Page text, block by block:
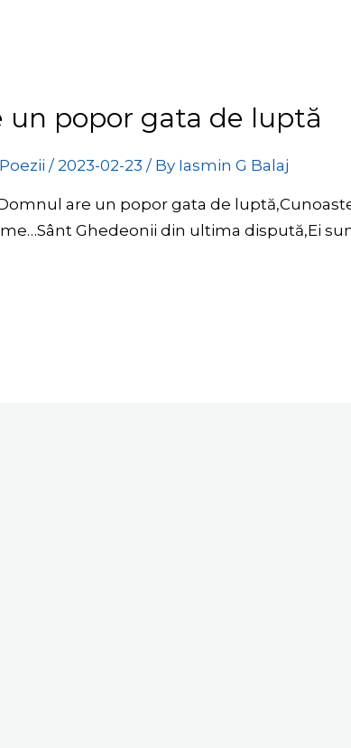
un popor gata de luptă
Poezii /2023-02-23/ By Iasmin G Balaj
are un popor gata de
Ghedeonii din ultima dispută,Ei